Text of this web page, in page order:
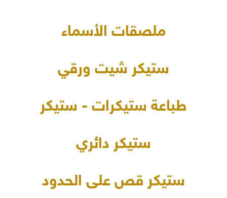
ملصقات الأسماء
ستيكر شيت ورقي
طباعة ستيكرات - ستيكر
ستيكر دائري
ستيكر قص على الحدود